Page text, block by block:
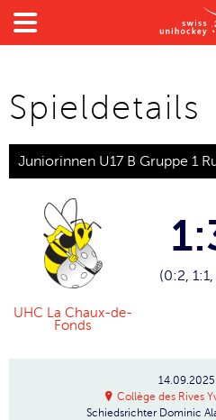

Spieldetails
Juniorinnen U17 B Gruppe 1
UHC La Chaux-de-
Fonds
(0:2,
14.09.2025
Collège des Rives
Schiedsrichter Dominic